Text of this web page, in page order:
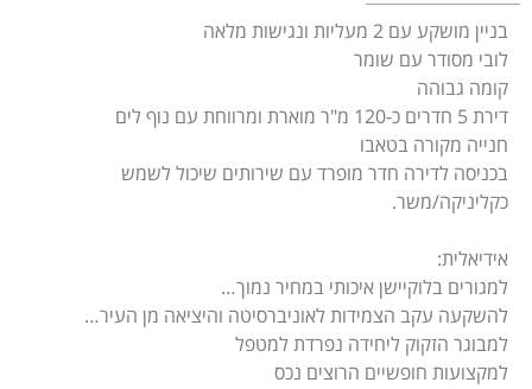
בניין מושקע עם 2 מעליות ונגישות מלאה
לובי מסודר עם שומר
קומה גבוהה
דירת 5 חדרים כ-120 מ"ר מוארת ומרווחת עם נוף לים
חנייה מקורה בטאבו
בכניסה לדירה חדר מופרד עם שירותים שיכול לשמש
כקליניקה/משר.
אידיאלית:
למגורים בלוקיישן איכותי במחיר נמוך…
להשקעה עקב הצמידות לאוניברסיטה והיציאה מן העיר…
למבוגר הזקוק ליחידה נפרדת למטפל
למקצועות חופשיים הרוצים נכס